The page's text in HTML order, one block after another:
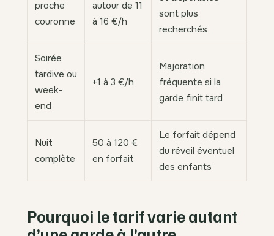
proche
couronne
autour de 11
à 16 €/h
sont plus
recherchés
Soirée
tardive ou
week-
end
+1 à 3 €/h
Majoration
fréquente si la
garde finit tard
Nuit
complète
50 à 120 €
en forfait
Le forfait dépend
du réveil éventuel
des enfants
Pourquoi le tarif varie autant